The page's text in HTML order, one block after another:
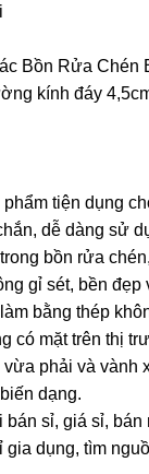
Bồn Rửa Chén
kính đáy
tiện dụng
dễ dàng sử
bồn rửa
gỉ sét, bền
bằng thép
có mặt trên thị
phải và
dạng.
bán sỉ, giá sỉ,
dụng, tìm